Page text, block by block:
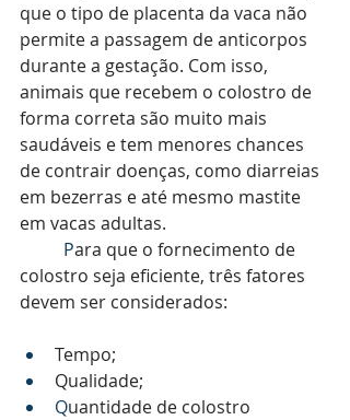
que o tipo de placenta da vaca não
permite a passagem de anticorpos
durante a gestação. Com isso,
animais que recebem o colostro de
forma correta são muito mais
saudáveis e tem menores chances
de contrair doenças, como diarreias
em bezerras e até mesmo mastite
em vacas adultas.
	P
ara que o fornecimento de
colostro seja eficiente, três fatores
devem ser considerados:
Tempo;
Qualidade;
Quantidade de colostro